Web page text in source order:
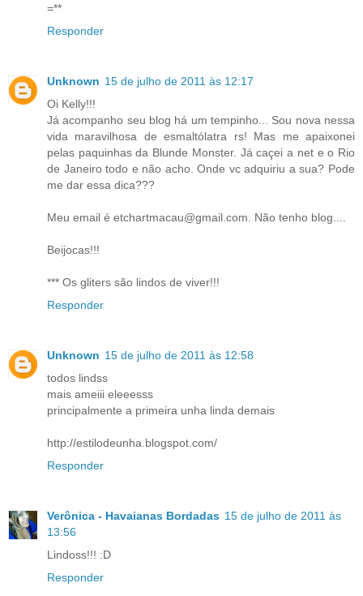
=**
Responder
Unknown 15 de julho de 2011 às 12:17
Oi Kelly!!!
Já acompanho seu blog há um tempinho... Sou nova nessa
vida maravilhosa de esmaltólatra rs! Mas me apaixonei
pelas paquinhas da Blunde Monster. Já caçei a net e o Rio
de Janeiro todo e não acho. Onde vc adquiriu a sua? Pode
me dar essa dica???
Meu email é etchartmacau@gmail.com. Não tenho blog....
Beijocas!!!
*** Os gliters são lindos de viver!!!
Responder
Unknown 15 de julho de 2011 às 12:58
todos lindss
mais ameiii eleeesss
principalmente a primeira unha linda demais
http://estilodeunha.blogspot.com/
Responder
Verônica - Havaianas Bordadas 15 de julho de 2011 às
13:56
Lindoss!!! :D
Responder